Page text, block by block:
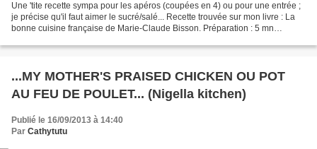
Une 'tite recette sympa pour les apéros (coupées en 4) ou pour une entrée ;
je précise qu'il faut aimer le sucré/salé... Recette trouvée sur mon livre : La
bonne cuisine française de Marie-Claude Bisson. Préparation : 5 mn
...MY MOTHER'S PRAISED CHICKEN OU POT
AU FEU DE POULET... (Nigella kitchen)
Publié le 16/09/2013 à 14:40
Par Cathytutu